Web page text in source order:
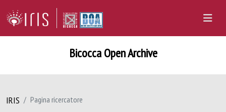
Bicocca Open Archive
IRIS Pagina ricercatore